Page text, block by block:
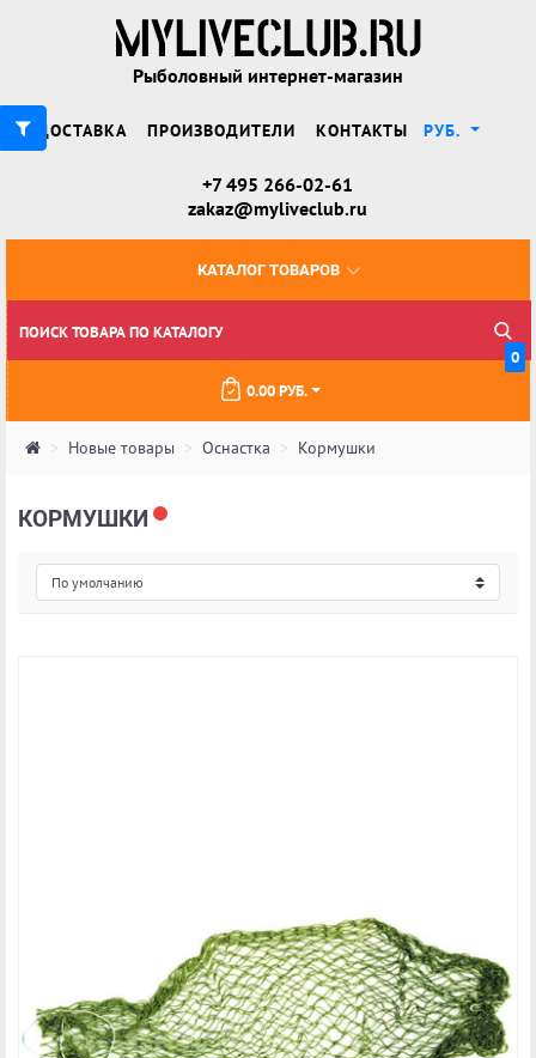
Рыболовный интернет-магазин
ДОСТАВКА ПРОИЗВОДИТЕЛИ КОНТАКТЫ РУБ.
+7 495 266-02-61
zakaz@myliveclub.ru
КАТАЛОГ ТОВАРОВ
0
0.00 РУБ.
Новые товары Оснастка Кормушки
КОРМУШКИ